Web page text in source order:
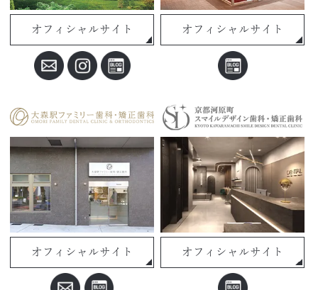
オフィシャルサイト オフィシャルサイト
オフィシャルサイト オフィシャルサイト